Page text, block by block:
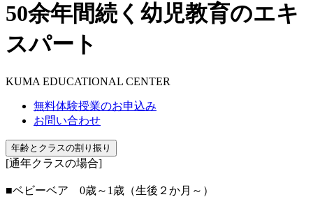
50余年間続く幼児教育のエキ
スパート
KUMA EDUCATIONAL CENTER
無料体験授業のお申込み
お問い合わせ
年齢とクラスの割り振り
[通年クラスの場合]
■ベビーベア 0歳～1歳（生後２か月～）